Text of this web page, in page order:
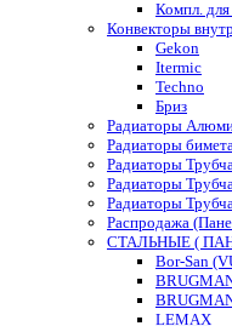
Компл.
Конвекторы
Gekon
Itermic
Techno
Бриз
Радиаторы
Радиаторы
Радиаторы
Радиаторы
Радиаторы
Распродажа
СТАЛЬНЫЕ (
Bor-San
LEMAX